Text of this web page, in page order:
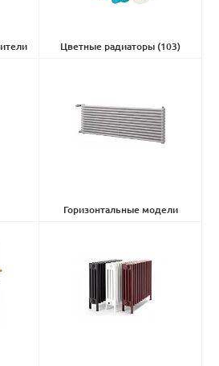
Цветные радиаторы (103)
Горизонтальные модели